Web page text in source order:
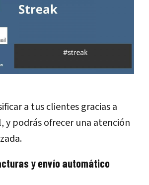
a tus clientes gracias a
y podrás ofrecer una atención
y envío automático